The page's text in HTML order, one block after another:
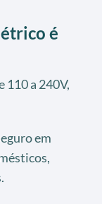
é
110 a 240V,
em